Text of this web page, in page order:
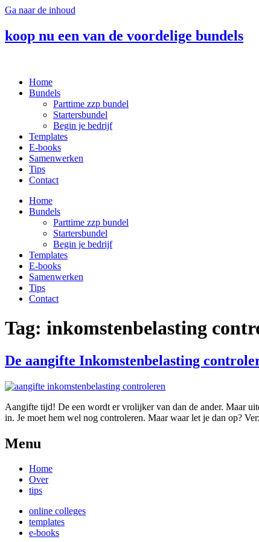
Ga naar de inhoud
koop nu een van de voordelige bundels
Home
Bundels
Parttime zzp bundel
Startersbundel
Begin je bedrijf
Templates
E-books
Samenwerken
Tips
Contact
Home
Bundels
Parttime zzp bundel
Startersbundel
Begin je bedrijf
Templates
E-books
Samenwerken
Tips
Contact
Tag: inkomstenbelasting
De aangifte Inkomstenbelasting
Aangifte tijd! De een wordt er vrolijker van dan de ander. Maar
in. Je moet hem wel nog controleren. Maar waar let je dan op?
Menu
Home
Over
tips
online colleges
templates
e-books